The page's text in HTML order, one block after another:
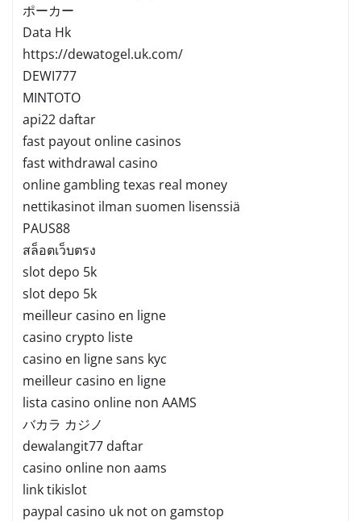
ポーカー
Data Hk
https://dewatogel.uk.com/
DEWI777
MINTOTO
api22 daftar
fast payout online casinos
fast withdrawal casino
online gambling texas real money
nettikasinot ilman suomen lisenssiä
PAUS88
สล็อตเว็บตรง
slot depo 5k
slot depo 5k
meilleur casino en ligne
casino crypto liste
casino en ligne sans kyc
meilleur casino en ligne
lista casino online non AAMS
バカラ カジノ
dewalangit77 daftar
casino online non aams
link tikislot
paypal casino uk not on gamstop